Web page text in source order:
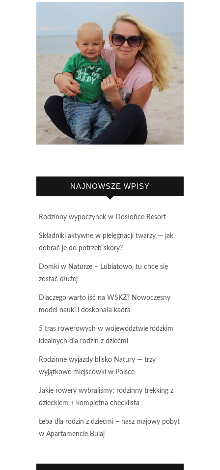
NAJNOWSZE WPISY
Rodzinny wypoczynek w Dosłońce Resort
Składniki aktywne w pielęgnacji twarzy — jak
dobrać je do potrzeb skóry?
Domki w Naturze – Lubiatowo, tu chce się
zostać dłużej
Dlaczego warto iść na WSKZ? Nowoczesny
model nauki i doskonała kadra
5 tras rowerowych w województwie łódzkim
idealnych dla rodzin z dziećmi
Rodzinne wyjazdy blisko Natury — trzy
wyjątkowe miejscówki w Polsce
Jakie rowery wybraliśmy: rodzinny trekking z
dzieckiem + kompletna checklista
Łeba dla rodzin z dziećmi – nasz majowy pobyt
w Apartamencie Bulaj